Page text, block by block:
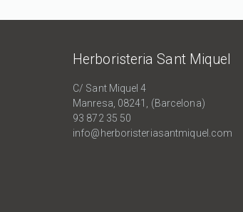
Herboristeria Sant Miquel
C/ Sant Miquel 4
Manresa, 08241, (Barcelona)
93 872 35 50
info@herboristeriasantmiquel.com